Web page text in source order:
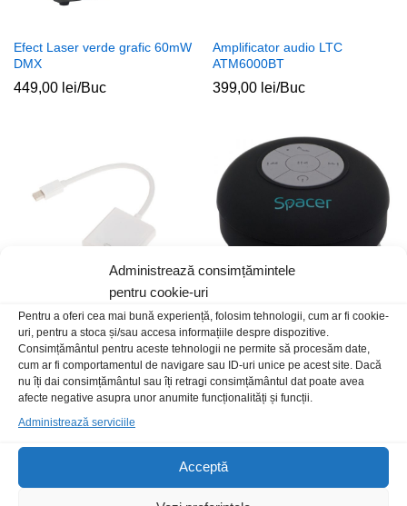
Administrează consimțămintele
pentru cookie-uri
Pentru a oferi cea mai bună experiență, folosim tehnologii, cum ar fi cookie-
uri, pentru a stoca și/sau accesa informațiile despre dispozitive.
Consimțământul pentru aceste tehnologii ne permite să procesăm date,
cum ar fi comportamentul de navigare sau ID-uri unice pe acest site. Dacă
nu îți dai consimțământul sau îți retragi consimțământul dat poate avea
afecte negative asupra unor anumite funcționalități și funcții.
Administrează serviciile
Acceptă
Efect Laser verde grafic 60mW
DMX
449,00 lei/Buc
Amplificator audio LTC
ATM6000BT
399,00 lei/Buc
Convertor DP mini-VGA t-m
unidirectional
39,00lei/Buc
Boxa portabila Spacer Ducky
BT neagra
34,00lei/Buc
Stoc epuizat